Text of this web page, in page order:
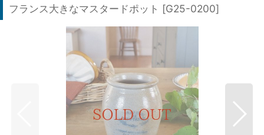
フランス大きなマスタードポット [G25-0200]